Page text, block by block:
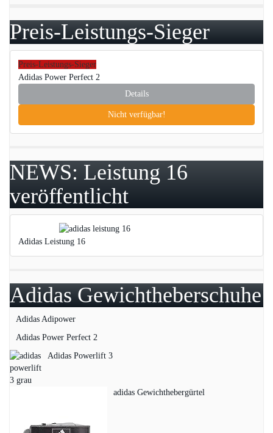
Preis-Leistungs-Sieger
Preis-Leistungs-Sieger
Adidas Power Perfect 2
Details
Nicht verfügbar!
NEWS: Leistung 16
veröffentlicht
Adidas Leistung 16
Adidas Gewichtheberschuhe
Adidas Adipower
Adidas Power Perfect 2
Adidas Powerlift 3
adidas Gewichthebergürtel